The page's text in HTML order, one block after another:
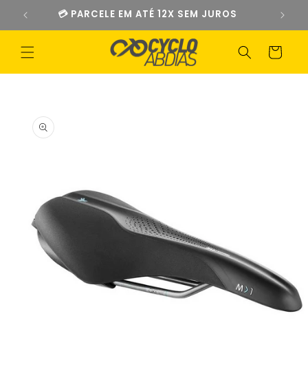
para o
conteúdo
💳 PARCELE EM ATÉ 12X SEM JUROS
Carrinho
informações
do produto